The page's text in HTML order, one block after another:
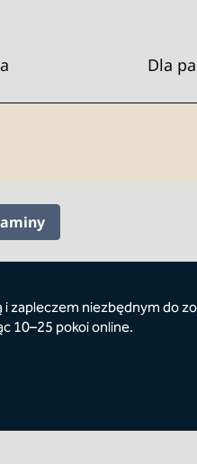
Dla
zapleczem niezbędnym do
10–25 pokoi online.